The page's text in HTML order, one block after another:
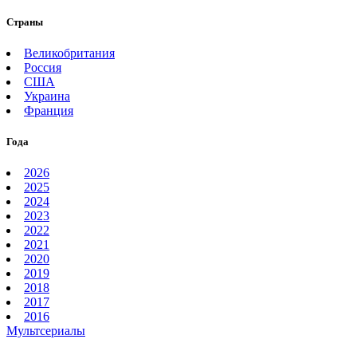
Страны
Великобритания
Россия
США
Украина
Франция
Года
2026
2025
2024
2023
2022
2021
2020
2019
2018
2017
2016
Мультсериалы